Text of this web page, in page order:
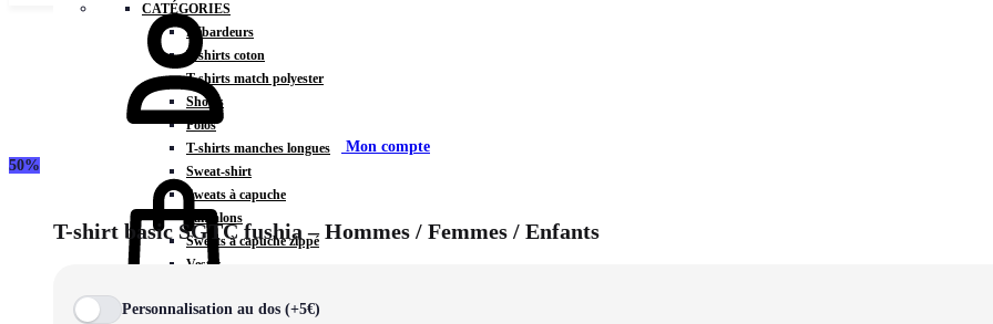
CATÉGORIES
Débardeurs
T-shirts coton
T-shirts match polyester
Shorts
Polos
T-shirts manches longues
Sweat-shirt
Sweats à capuche
Pantalons
Sweats à capuche zippé
Vestes
Mon compte
50%
T-shirt basic SGTC fushia – Hommes / Femmes / Enfants
Personnalisation au dos (+5€)